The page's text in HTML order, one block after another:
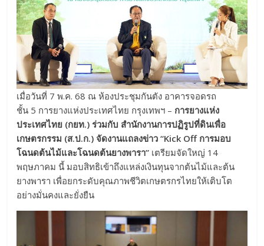
เมื่อวันที่ 7 พ.ค. 68 ณ ห้องประชุมกันตัง อาคารจอดรถ
ชั้น 5 การยางแห่งประเทศไทย กรุงเทพฯ – การยางแห่ง
ประเทศไทย (กยท.) ร่วมกับ สำนักงานการปฏิรูปที่ดินเพื่อ
เกษตรกรรม (ส.ป.ก.) จัดงานแถลงข่าว “Kick Off การมอบ
โฉนดต้นไม้และโฉนดต้นยางพารา” เตรียมจัดใหญ่ 14
พฤษภาคม นี้ มอบสิทธิเข้าถึงแหล่งเงินทุนจากต้นไม้และต้น
ยางพารา เพื่อยกระดับคุณภาพชีวิตเกษตรกรไทยให้เติบโต
อย่างมั่นคงและยั่งยืน